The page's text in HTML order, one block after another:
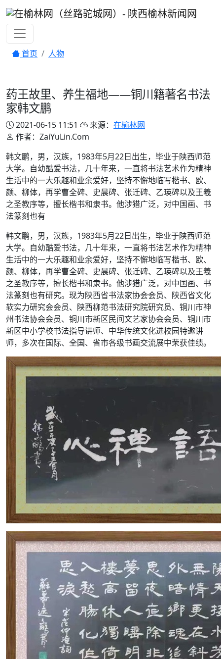
首页 人物
药王故里、养生福地——铜川籍著名书法
家韩文鹏
2021-06-15 11:51 来源： 在榆林网
作者：ZaiYuLin.Com
韩文鹏，男，汉族，1983年5月22日出生，毕业于陕西师范
大学。自幼酷爱书法，几十年来，一直将书法艺术作为精神
生活中的一大乐趣和业余爱好，坚持不懈地临写楷书、欧、
颜、柳体，再学曹全碑、史晨碑、张迁碑、乙瑛碑以及王羲
之圣教序等，擅长楷书和隶书。他涉猎广泛，对中国画、书
法篆刻也有
韩文鹏，男，汉族，1983年5月22日出生，毕业于陕西师范
大学。自幼酷爱书法，几十年来，一直将书法艺术作为精神
生活中的一大乐趣和业余爱好，坚持不懈地临写楷书、欧、
颜、柳体，再学曹全碑、史晨碑、张迁碑、乙瑛碑以及王羲
之圣教序等，擅长楷书和隶书。他涉猎广泛，对中国画、书
法篆刻也有研究。现为陕西省书法家协会会员、陕西省文化
软实力研究会会员、陕西柳范书法研究院研究员、铜川市神
州书法协会会员、铜川市新区民间文艺家协会会员、铜川市
新区中小学校书法指导讲师、中华传统文化进校园特邀讲
师，多次在国际、全国、省市各级书画交流展中荣获佳绩。